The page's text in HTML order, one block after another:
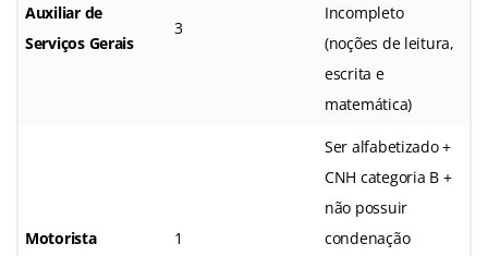
Auxiliar de
Serviços Gerais
3
Incompleto
(noções de leitura,
escrita e
matemática)
Motorista 1
Ser alfabetizado +
CNH categoria B +
não possuir
condenação